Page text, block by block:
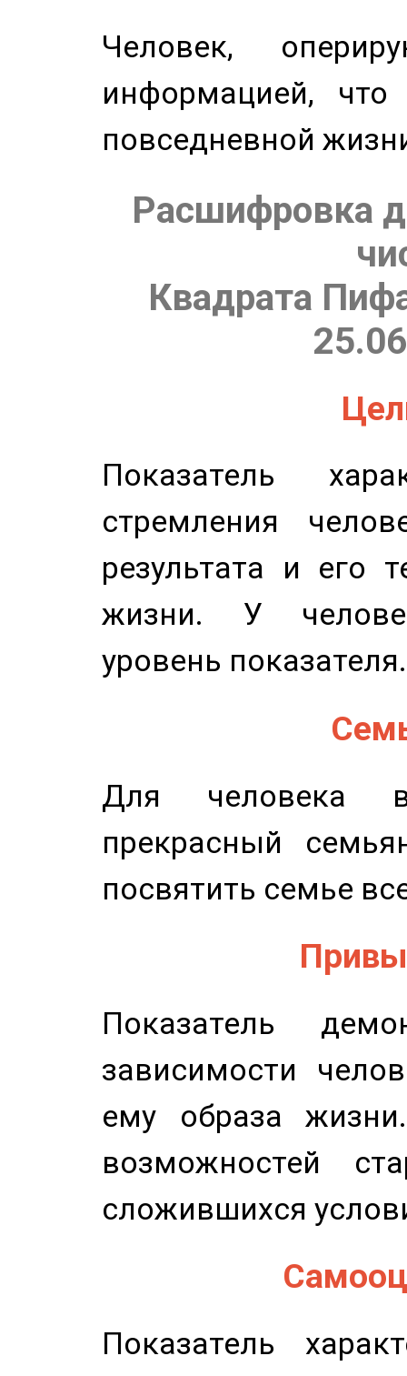
Человек,
информацией,
повседневной
Расшифровка
Квадрата
Показатель
стремления
результата и его
жизни. У
уровень показателя.
Для человека
прекрасный
посвятить семье
Показатель
зависимости
ему образа
возможностей
сложившихся
Показатель